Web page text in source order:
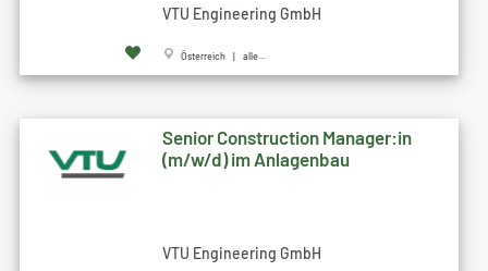
VTU Engineering GmbH
Österreich | alle...
Senior Construction Manager:in
(m/w/d) im Anlagenbau
VTU Engineering GmbH